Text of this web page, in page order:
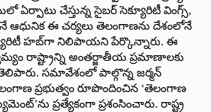
ఏర్పాటు చేస్తున్న సైబర్‌ ‌సెక్యూరిటీ వింగ్స్,
ఆధునిక ఈ చర్యలు తెలంగాణను దేశంలోనే
హబ్‌గా నిలిపాయని పేర్కొన్నారు. ఈ
రాష్ట్రాన్ని అంతర్జాతీయ ప్రమాణాలకు
సమావేశంలో పాల్గొన్న జర్మన్‌
ప్రభుత్వం రూపొందించిన ‘తెలంగాణ
ప్రత్యేకంగా ప్రశంసించారు. రాష్ట్ర